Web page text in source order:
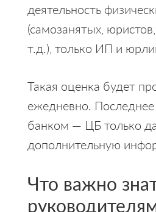
деятельность
(самозанятых,
т.д.), только ИП и
Такая оценка будет
ежедневно. Последнее
банком — ЦБ только
дополнительную
Что важно